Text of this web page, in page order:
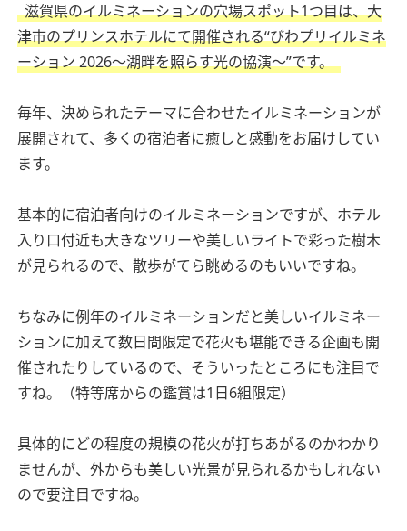
滋賀県のイルミネーションの穴場スポット1つ目は、大
津市のプリンスホテルにて開催される“びわプリイルミネ
ーション 2026～湖畔を照らす光の協演～”です。
毎年、決められたテーマに合わせたイルミネーションが
展開されて、多くの宿泊者に癒しと感動をお届けしてい
ます。
基本的に宿泊者向けのイルミネーションですが、ホテル
入り口付近も大きなツリーや美しいライトで彩った樹木
が見られるので、散歩がてら眺めるのもいいですね。
ちなみに例年のイルミネーションだと美しいイルミネー
ションに加えて数日間限定で花火も堪能できる企画も開
催されたりしているので、そういったところにも注目で
すね。（特等席からの鑑賞は1日6組限定）
具体的にどの程度の規模の花火が打ちあがるのかわかり
ませんが、外からも美しい光景が見られるかもしれない
ので要注目ですね。